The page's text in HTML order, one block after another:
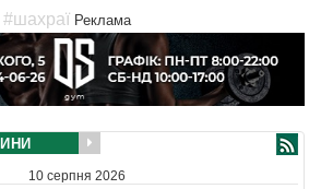
#шахраї Реклама
10 серпня 2026